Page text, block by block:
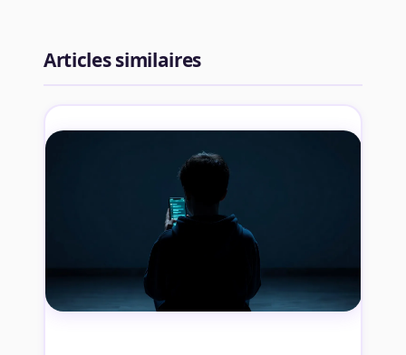
Articles similaires